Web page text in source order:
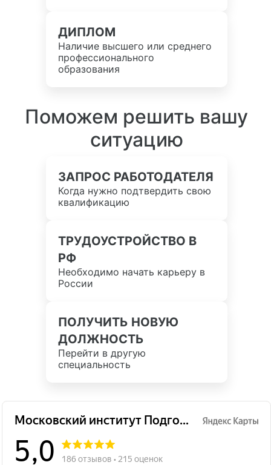
ДИПЛОМ
Наличие высшего или среднего
профессионального
образования
Поможем решить вашу
ситуацию
ЗАПРОС РАБОТОДАТЕЛЯ
Когда нужно подтвердить свою
квалификацию
ТРУДОУСТРОЙСТВО В
РФ
Необходимо начать карьеру в
России
ПОЛУЧИТЬ НОВУЮ
ДОЛЖНОСТЬ
Перейти в другую
специальность